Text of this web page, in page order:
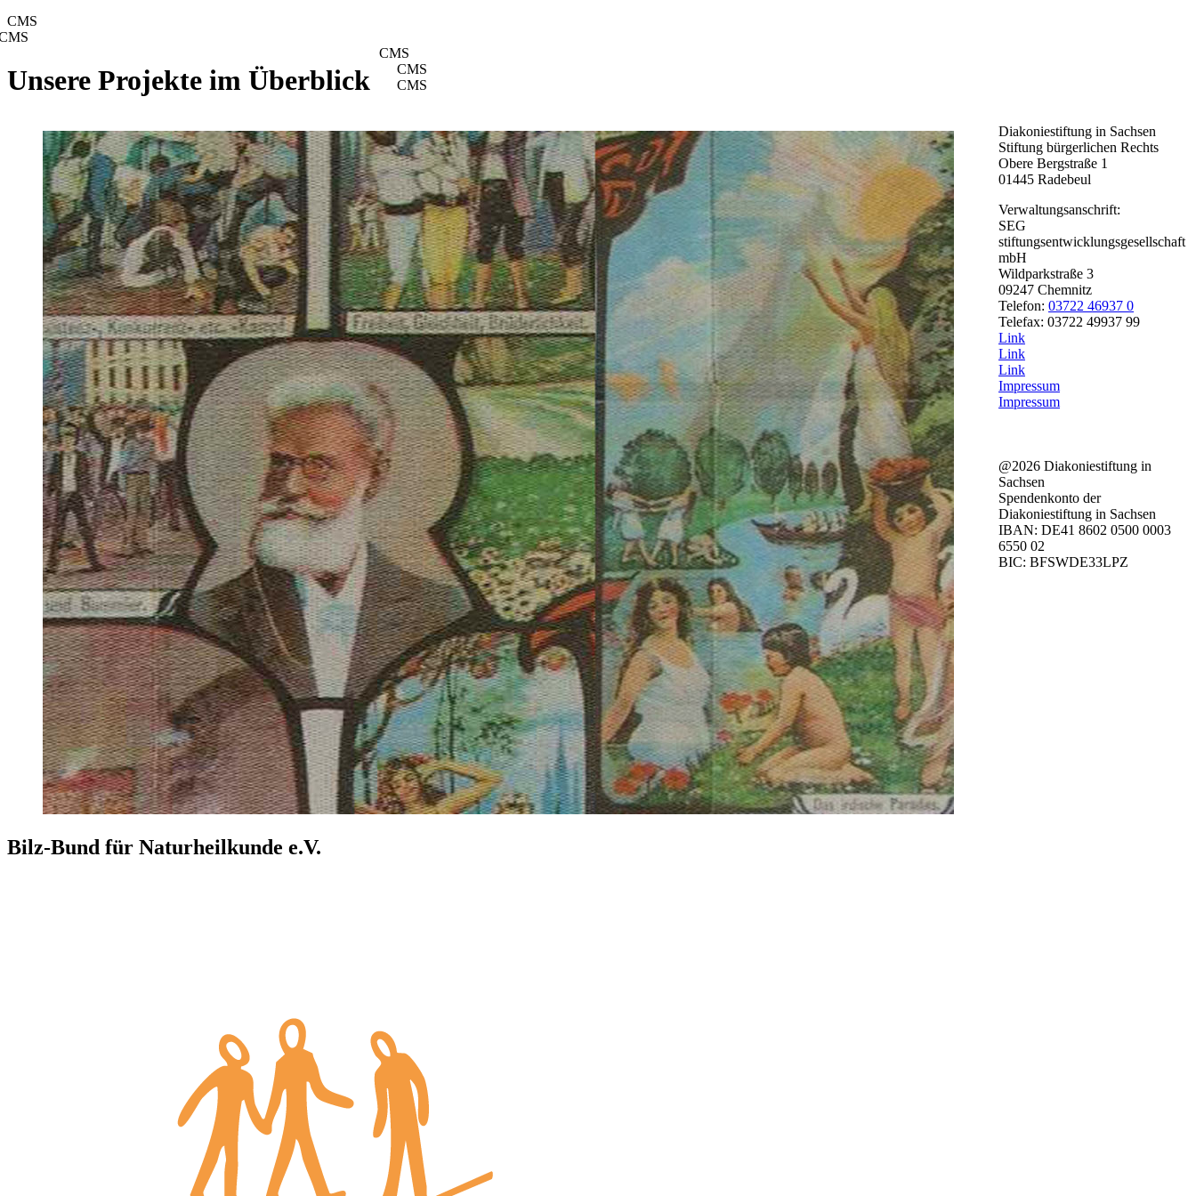
CMS
Unsere Projekte im Überblick
CMS
CMS
Bilz-Bund für Naturheilkunde e.V.
CMS
Diakoniestiftung in Sachsen
Stiftung bürgerlichen Rechts
Obere Bergstraße 1
01445 Radebeul
Verwaltungsanschrift:
SEG
stiftungsentwicklungsgesellschaft
mbH
Wildparkstraße 3
09247 Chemnitz
Telefon: 03722 46937 0
Telefax: 03722 49937 99
Link
Link
Link
Impressum
Impressum
@2026 Diakoniestiftung in
Sachsen
Spendenkonto der
Diakoniestiftung in Sachsen
IBAN: DE41 8602 0500 0003
6550 02
BIC: BFSWDE33LPZ